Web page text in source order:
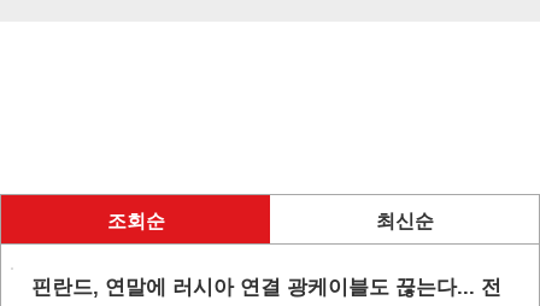
조회순 최신순
핀란드, 연말에 러시아 연결 광케이블도 끊는다... 전